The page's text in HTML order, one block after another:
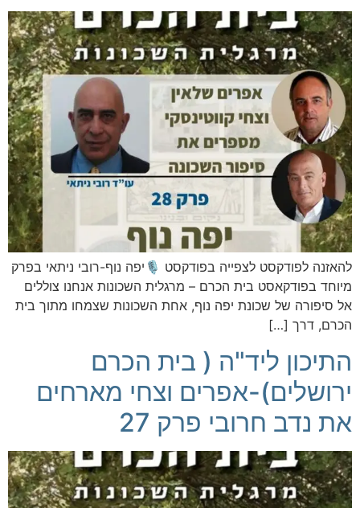
להאזנה לפודקסט לצפייה בפודקסט 🎙️יפה נוף-רובי ניתאי בפרק
מיוחד בפודקאסט בית הכרם – מרגלית השכונות אנחנו צוללים
אל סיפורה של שכונת יפה נוף, אחת השכונות שצמחו מתוך בית
הכרם, דרך […]
התיכון ליד"ה ( בית הכרם
ירושלים)-אפרים וצחי מארחים
את נדב חרובי פרק 27